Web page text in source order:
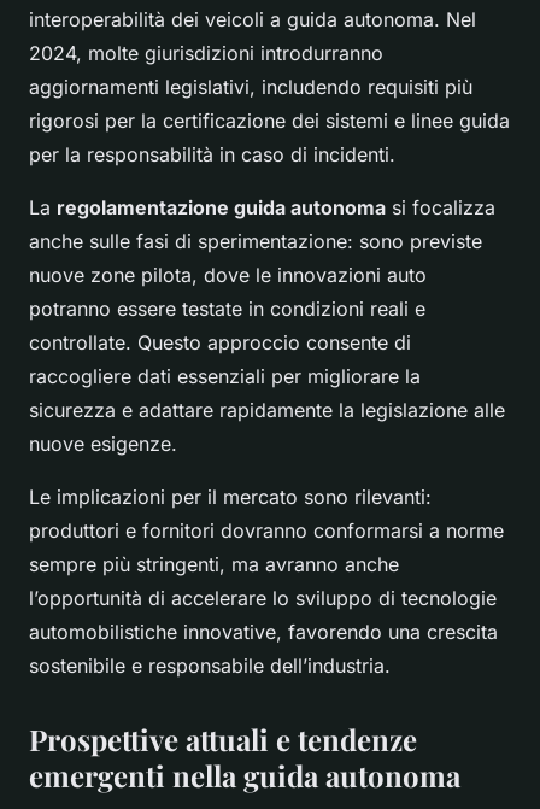
interoperabilità dei veicoli a guida autonoma. Nel
2024, molte giurisdizioni introdurranno
aggiornamenti legislativi, includendo requisiti più
rigorosi per la certificazione dei sistemi e linee guida
per la responsabilità in caso di incidenti.
La regolamentazione guida autonoma si focalizza
anche sulle fasi di sperimentazione: sono previste
nuove zone pilota, dove le innovazioni auto
potranno essere testate in condizioni reali e
controllate. Questo approccio consente di
raccogliere dati essenziali per migliorare la
sicurezza e adattare rapidamente la legislazione alle
nuove esigenze.
Le implicazioni per il mercato sono rilevanti:
produttori e fornitori dovranno conformarsi a norme
sempre più stringenti, ma avranno anche
l’opportunità di accelerare lo sviluppo di tecnologie
automobilistiche innovative, favorendo una crescita
sostenibile e responsabile dell’industria.
Prospettive attuali e tendenze
emergenti nella guida autonoma